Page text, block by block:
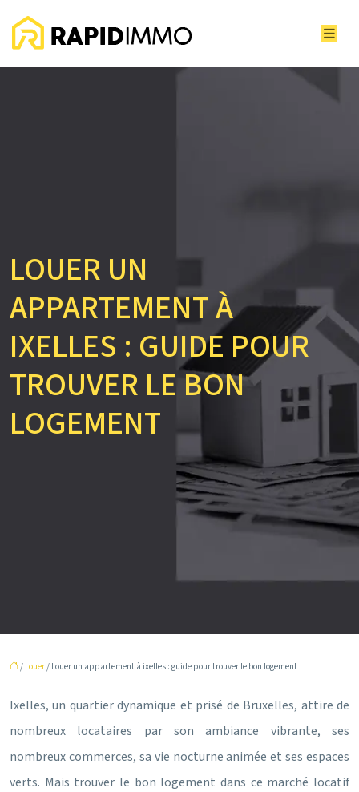
LOUER UN
APPARTEMENT À
IXELLES : GUIDE POUR
TROUVER LE BON
LOGEMENT
/ Louer/ Louer un appartement à ixelles : guide pour trouver le bon logement
Ixelles, un quartier dynamique et prisé de Bruxelles, attire de
nombreux locataires par son ambiance vibrante, ses
nombreux commerces, sa vie nocturne animée et ses espaces
verts. Mais trouver le bon logement dans ce marché locatif